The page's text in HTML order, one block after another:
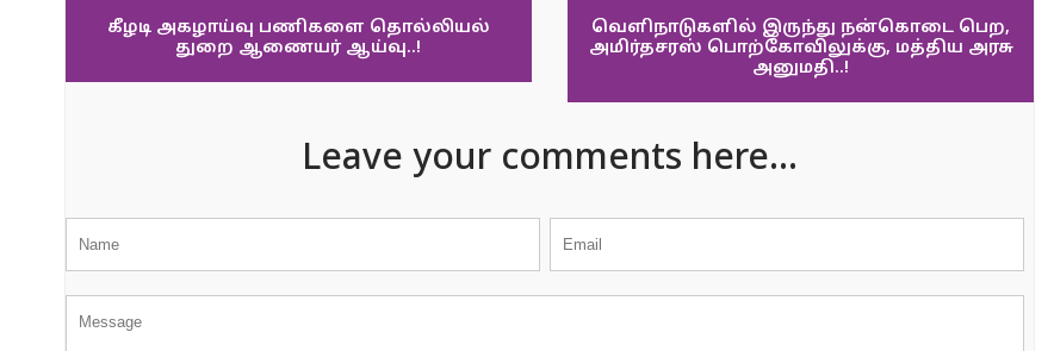
கீழடி அகழாய்வு பணிகளை தொல்லியல்
துறை ஆணையர் ஆய்வு..!
வெளிநாடுகளில் இருந்து நன்கொடை பெற,
அமிர்தசரஸ் பொற்கோவிலுக்கு, மத்திய அரசு
அனுமதி..!
Leave your comments here...